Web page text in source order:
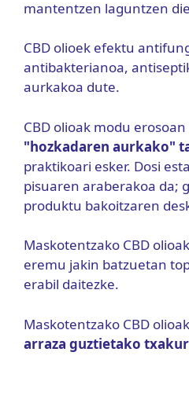
mantentzen laguntzen
CBD olioek efektu
antibakterianoa,
aurkakoa dute.
CBD olioak modu
"hozkadaren aurkako"
praktikoari esker. Dosi
pisuaren araberakoa da;
produktu bakoitzaren
Maskotentzako CBD
eremu jakin batzuetan
erabil daitezke.
Maskotentzako CBD
arraza guztietako